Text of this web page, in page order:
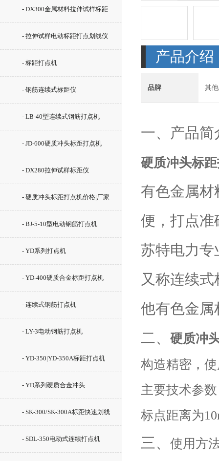
- DX300金属材料拉伸试样标距
仪
- 拉伸试样电动标距打点划线仪
- 标距打点机
- 钢筋连续式标距仪
- LB-40型连续式钢筋打点机
- JD-600硬质冲头标距打点机
- DX280拉伸试样标距仪
- 硬质冲头标距打点机价格|厂家
- BJ-5-10型电动钢筋打点机
- YD系列打点机
- YD-400硬质合金标距打点机
- 连续式钢筋打点机
- LY-3电动钢筋打点机
- YD-350|YD-350A标距打点机
- YD系列硬质合金冲头
- SK-300/SK-300A标距快速划线
机
- SDL-350电动式连续打点机
产品介绍
品牌 其
一、产品简
硬质冲头标
有色金属材
便，打点准
苏特电力专
又称连续
他有色金属
二、 硬质冲
构造精密，
主要技术参
标点距离为
三、 使用方